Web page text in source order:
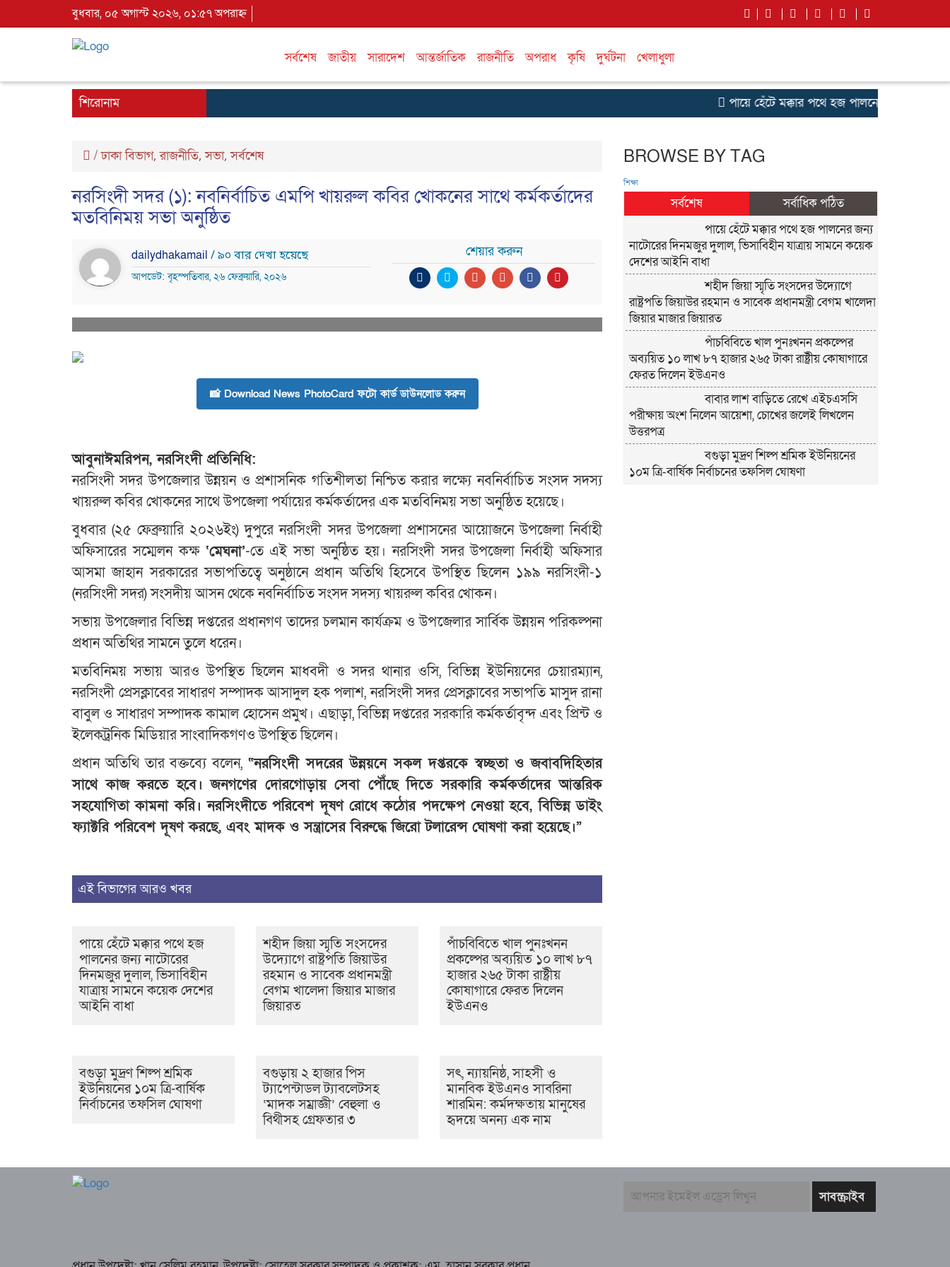
বুধবার, ০৫ অগাস্ট ২০২৬, ০১:৫৭ অপরাহ্ন
সর্বশেষ জাতীয় সারাদেশ আন্তর্জাতিক রাজনীতি অপরাধ কৃষি দুর্ঘটনা খেলাধুলা
শিরোনাম পায়ে হেঁটে মক্কার পথে হজ পালনের জন্য নাটোরের
/ঢাকা বিভাগ,রাজনীতি,সভা,সর্বশেষ
নরসিংদী সদর (১): নবনির্বাচিত এমপি খায়রুল কবির খোকনের সাথে কর্মকর্তাদের
মতবিনিময় সভা অনুষ্ঠিত
dailydhakamail / ৯০ বার দেখা হয়েছে
আপডেট: বৃহস্পতিবার, ২৬ ফেব্রুয়ারি, ২০২৬
শেয়ার করুন
📸 Download News PhotoCard ফটো কার্ড ডাউনলোড করুন
আবুনাঈমরিপন, নরসিংদী প্রতিনিধি:
নরসিংদী সদর উপজেলার উন্নয়ন ও প্রশাসনিক গতিশীলতা নিশ্চিত করার লক্ষ্যে নবনির্বাচিত সংসদ সদস্য
খায়রুল কবির খোকনের সাথে উপজেলা পর্যায়ের কর্মকর্তাদের এক মতবিনিময় সভা অনুষ্ঠিত হয়েছে।
বুধবার (২৫ ফেব্রুয়ারি ২০২৬ইং) দুপুরে নরসিংদী সদর উপজেলা প্রশাসনের আয়োজনে উপজেলা নির্বাহী
অফিসারের সম্মেলন কক্ষ ‘মেঘনা’-তে এই সভা অনুষ্ঠিত হয়। নরসিংদী সদর উপজেলা নির্বাহী অফিসার
আসমা জাহান সরকারের সভাপতিত্বে অনুষ্ঠানে প্রধান অতিথি হিসেবে উপস্থিত ছিলেন ১৯৯ নরসিংদী-১
(নরসিংদী সদর) সংসদীয় আসন থেকে নবনির্বাচিত সংসদ সদস্য খায়রুল কবির খোকন।
সভায় উপজেলার বিভিন্ন দপ্তরের প্রধানগণ তাদের চলমান কার্যক্রম ও উপজেলার সার্বিক উন্নয়ন পরিকল্পনা
প্রধান অতিথির সামনে তুলে ধরেন।
মতবিনিময় সভায় আরও উপস্থিত ছিলেন মাধবদী ও সদর থানার ওসি, বিভিন্ন ইউনিয়নের চেয়ারম্যান,
নরসিংদী প্রেসক্লাবের সাধারণ সম্পাদক আসাদুল হক পলাশ, নরসিংদী সদর প্রেসক্লাবের সভাপতি মাসুদ রানা
বাবুল ও সাধারণ সম্পাদক কামাল হোসেন প্রমুখ। এছাড়া, বিভিন্ন দপ্তরের সরকারি কর্মকর্তাবৃন্দ এবং প্রিন্ট ও
ইলেকট্রনিক মিডিয়ার সাংবাদিকগণও উপস্থিত ছিলেন।
প্রধান অতিথি তার বক্তব্যে বলেন, “নরসিংদী সদরের উন্নয়নে সকল দপ্তরকে স্বচ্ছতা ও জবাবদিহিতার
সাথে কাজ করতে হবে। জনগণের দোরগোড়ায় সেবা পৌঁছে দিতে সরকারি কর্মকর্তাদের আন্তরিক
সহযোগিতা কামনা করি। নরসিংদীতে পরিবেশ দূষণ রোধে কঠোর পদক্ষেপ নেওয়া হবে, বিভিন্ন ডাইং
ফ্যাক্টরি পরিবেশ দূষণ করছে, এবং মাদক ও সন্ত্রাসের বিরুদ্ধে জিরো টলারেন্স ঘোষণা করা হয়েছে।”
এই বিভাগের আরও খবর
পায়ে হেঁটে মক্কার পথে হজ
পালনের জন্য নাটোরের
দিনমজুর দুলাল, ভিসাবিহীন
যাত্রায় সামনে কয়েক দেশের
আইনি বাধা
শহীদ জিয়া স্মৃতি সংসদের
উদ্যোগে রাষ্ট্রপতি জিয়াউর
রহমান ও সাবেক প্রধানমন্ত্রী
বেগম খালেদা জিয়ার মাজার
জিয়ারত
পাঁচবিবিতে খাল পুনঃখনন
প্রকল্পের অব্যয়িত ১০ লাখ ৮৭
হাজার ২৬৫ টাকা রাষ্ট্রীয়
কোষাগারে ফেরত দিলেন
ইউএনও
বগুড়া মুদ্রণ শিল্প শ্রমিক
ইউনিয়নের ১০ম ত্রি-বার্ষিক
নির্বাচনের তফসিল ঘোষণা
বগুড়ায় ২ হাজার পিস
ট্যাপেন্টাডল ট্যাবলেটসহ
‘মাদক সম্রাজ্ঞী’ বেহুলা ও
বিথীসহ গ্রেফতার ৩
সৎ, ন্যায়নিষ্ঠ, সাহসী ও
মানবিক ইউএনও সাবরিনা
শারমিন: কর্মদক্ষতায় মানুষের
হৃদয়ে অনন্য এক নাম
BROWSE BY TAG
শিক্ষা
সর্বশেষ
সর্বাধিক পঠিত
পায়ে হেঁটে মক্কার পথে হজ পালনের জন্য
নাটোরের দিনমজুর দুলাল, ভিসাবিহীন যাত্রায় সামনে কয়েক
দেশের আইনি বাধা
শহীদ জিয়া স্মৃতি সংসদের উদ্যোগে
রাষ্ট্রপতি জিয়াউর রহমান ও সাবেক প্রধানমন্ত্রী বেগম খালেদা
জিয়ার মাজার জিয়ারত
পাঁচবিবিতে খাল পুনঃখনন প্রকল্পের
অব্যয়িত ১০ লাখ ৮৭ হাজার ২৬৫ টাকা রাষ্ট্রীয় কোষাগারে
ফেরত দিলেন ইউএনও
বাবার লাশ বাড়িতে রেখে এইচএসসি
পরীক্ষায় অংশ নিলেন আয়েশা, চোখের জলেই লিখলেন
উত্তরপত্র
বগুড়া মুদ্রণ শিল্প শ্রমিক ইউনিয়নের
১০ম ত্রি-বার্ষিক নির্বাচনের তফসিল ঘোষণা